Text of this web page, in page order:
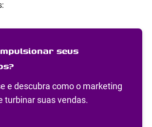
seus
e descubra como o marketing
turbinar suas vendas.